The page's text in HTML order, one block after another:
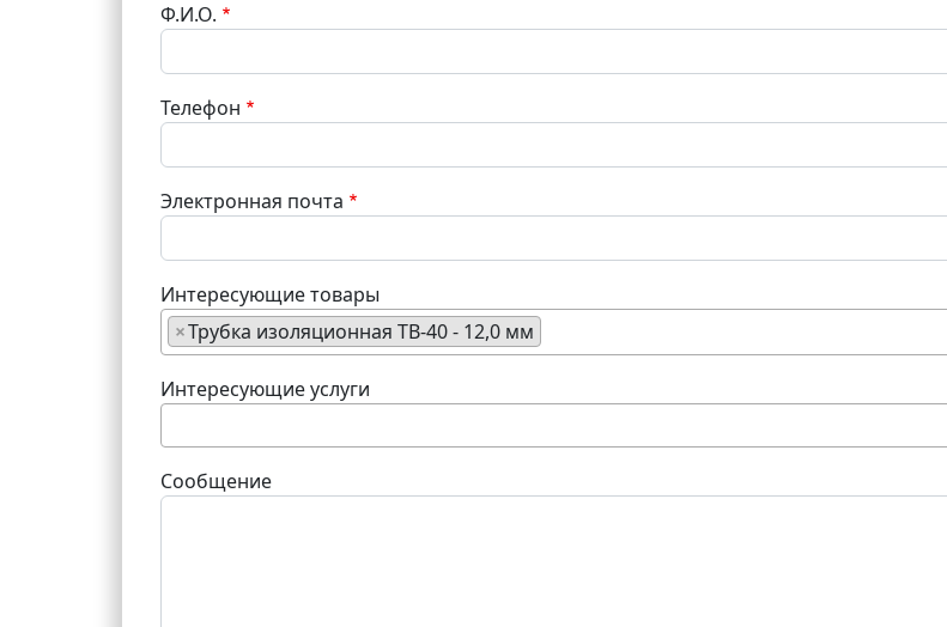
Ф.И.О.
Телефон
Электронная почта
Интересующие товары
×Трубка изоляционная ТВ-40 - 12,0 мм
Интересующие услуги
Сообщение